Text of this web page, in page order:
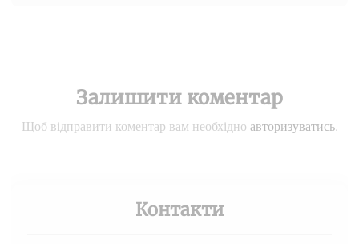
Залишити коментар
Щоб відправити коментар вам необхідно авторизуватись.
Контакти